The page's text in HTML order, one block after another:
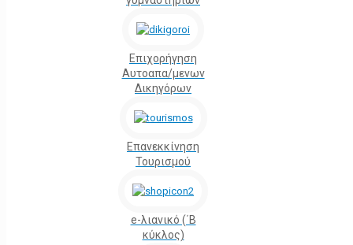
Επιχορήγηση
Αυτοαπα/μενων
Δικηγόρων
Επανεκκίνηση
Τουρισμού
e-λιανικό (΄Β
κύκλος)